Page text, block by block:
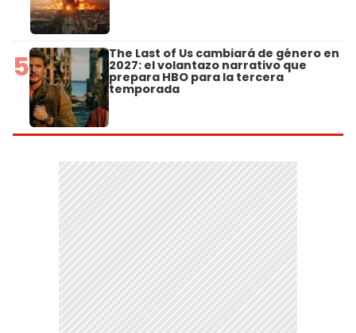
5 The Last of Us cambiará de género en
2027: el volantazo narrativo que
prepara HBO para la tercera
temporada